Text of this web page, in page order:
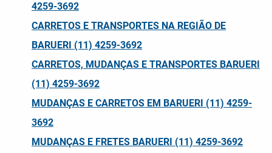
4259-3692
CARRETOS E TRANSPORTES NA REGIÃO DE
BARUERI (11) 4259-3692
CARRETOS, MUDANÇAS E TRANSPORTES BARUERI
(11) 4259-3692
MUDANÇAS E CARRETOS EM BARUERI (11) 4259-
3692
MUDANÇAS E FRETES BARUERI (11) 4259-3692